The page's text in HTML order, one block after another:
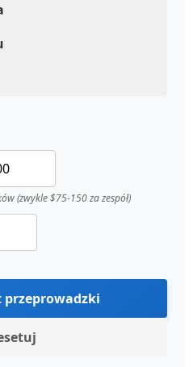
(zwykle $75-150 za zespół)
przeprowadzki